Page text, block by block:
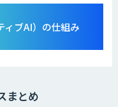
ィブAI）の仕組み
まとめ